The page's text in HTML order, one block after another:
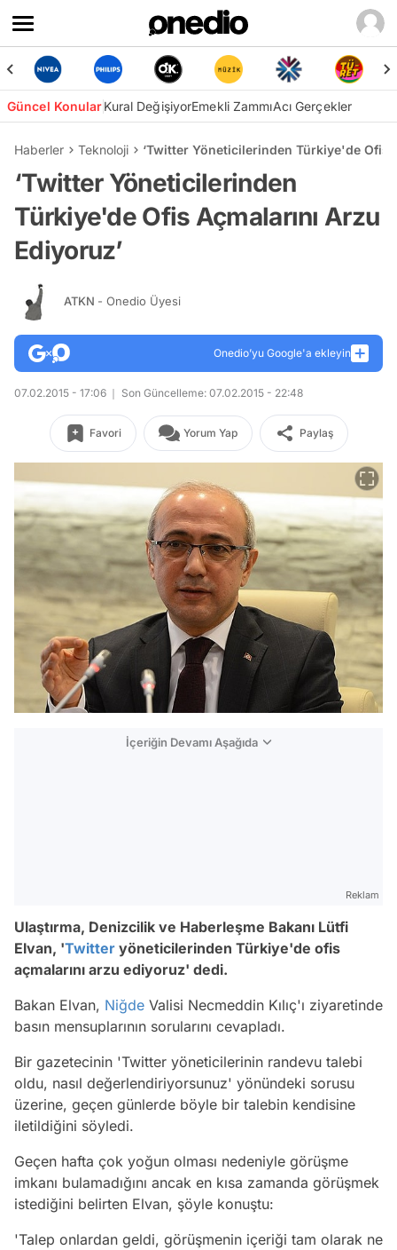
Güncel KonularKural DeğişiyorEmekli ZammıAcı Gerçekler
Haberler Teknoloji ‘Twitter Yöneticilerinden Türkiye'de Ofis
‘Twitter Yöneticilerinden
Türkiye'de Ofis Açmalarını Arzu
Ediyoruz’
ATKN - Onedio Üyesi
Onedio’yu Google'a ekleyin
07.02.2015 - 17:06 Son Güncelleme: 07.02.2015 - 22:48
Favori Yorum Yap Paylaş
İçeriğin Devamı Aşağıda
Reklam
Ulaştırma, Denizcilik ve Haberleşme Bakanı Lütfi
Elvan, 'Twitter yöneticilerinden Türkiye'de ofis
açmalarını arzu ediyoruz' dedi.
Bakan Elvan, Niğde Valisi Necmeddin Kılıç'ı ziyaretinde
basın mensuplarının sorularını cevapladı.
Bir gazetecinin 'Twitter yöneticilerinin randevu talebi
oldu, nasıl değerlendiriyorsunuz' yönündeki sorusu
üzerine, geçen günlerde böyle bir talebin kendisine
iletildiğini söyledi.
Geçen hafta çok yoğun olması nedeniyle görüşme
imkanı bulamadığını ancak en kısa zamanda görüşmek
istediğini belirten Elvan, şöyle konuştu:
'Talep onlardan geldi, görüşmenin içeriği tam olarak ne